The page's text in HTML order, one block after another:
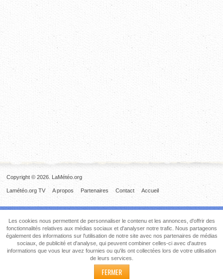
Copyright © 2026. LaMétéo.org
Accueil
Contact
Partenaires
A propos
Lamétéo.org TV
Les cookies nous permettent de personnaliser le contenu et les annonces, d'offrir des
fonctionnalités relatives aux médias sociaux et d'analyser notre trafic. Nous partageons
également des informations sur l'utilisation de notre site avec nos partenaires de médias
sociaux, de publicité et d'analyse, qui peuvent combiner celles-ci avec d'autres
informations que vous leur avez fournies ou qu'ils ont collectées lors de votre utilisation
de leurs services.
FERMER